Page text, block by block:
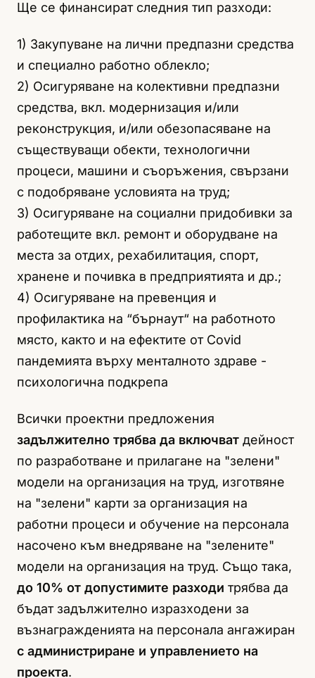
Ще се финансират следния тип разходи:
1) Закупуване на лични предпазни средства
и специално работно облекло;
2) Осигуряване на колективни предпазни
средства, вкл. модернизация и/или
реконструкция, и/или обезопасяване на
съществуващи обекти, технологични
процеси, машини и съоръжения, свързани
с подобряване условията на труд;
3) Осигуряване на социални придобивки за
работещите вкл. ремонт и оборудване на
места за отдих, рехабилитация, спорт,
хранене и почивка в предприятията и др.;
4) Осигуряване на превенция и
профилактика на “бърнаут“ на работното
място, както и на ефектите от Covid
пандемията върху менталното здраве -
психологична подкрепа
Всички проектни предложения
задължително трябва да включват дейност
по разработване и прилагане на "зелени"
модели на организация на труд, изготвяне
на "зелени" карти за организация на
работни процеси и обучение на персонала
насочено към внедряване на "зелените"
модели на организация на труд. Също така,
до 10% от допустимите разходи трябва да
бъдат задължително изразходени за
възнагражденията на персонала ангажиран
с администриране и управлението на
проекта.